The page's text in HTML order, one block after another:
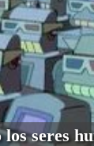
seres